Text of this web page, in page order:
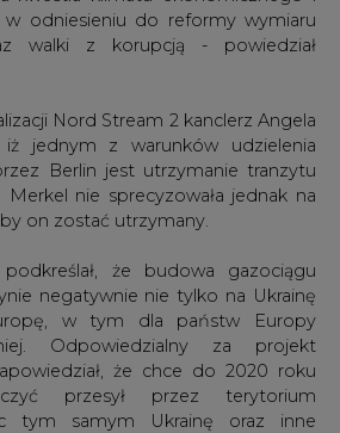
w odniesieniu do reformy wymiaru
walki z korupcją - powiedział
Nord Stream 2 kanclerz Angela
iż jednym z warunków udzielenia
Berlin jest utrzymanie tranzytu
Merkel nie sprecyzowała jednak na
on zostać utrzymany.
że budowa gazociągu
negatywnie nie tylko na Ukrainę
w tym dla państw Europy
Odpowiedzialny za projekt
że chce do 2020 roku
przesył przez terytorium
tym samym Ukrainę oraz inne